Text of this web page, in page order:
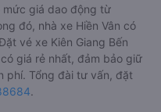
mức giá dao động từ
đó, nhà xe Hiền Vân có
vé xe Kiên Giang Bến
giá rẻ nhất, đảm bảo giữ
phí. Tổng đài tư vấn, đặt
.